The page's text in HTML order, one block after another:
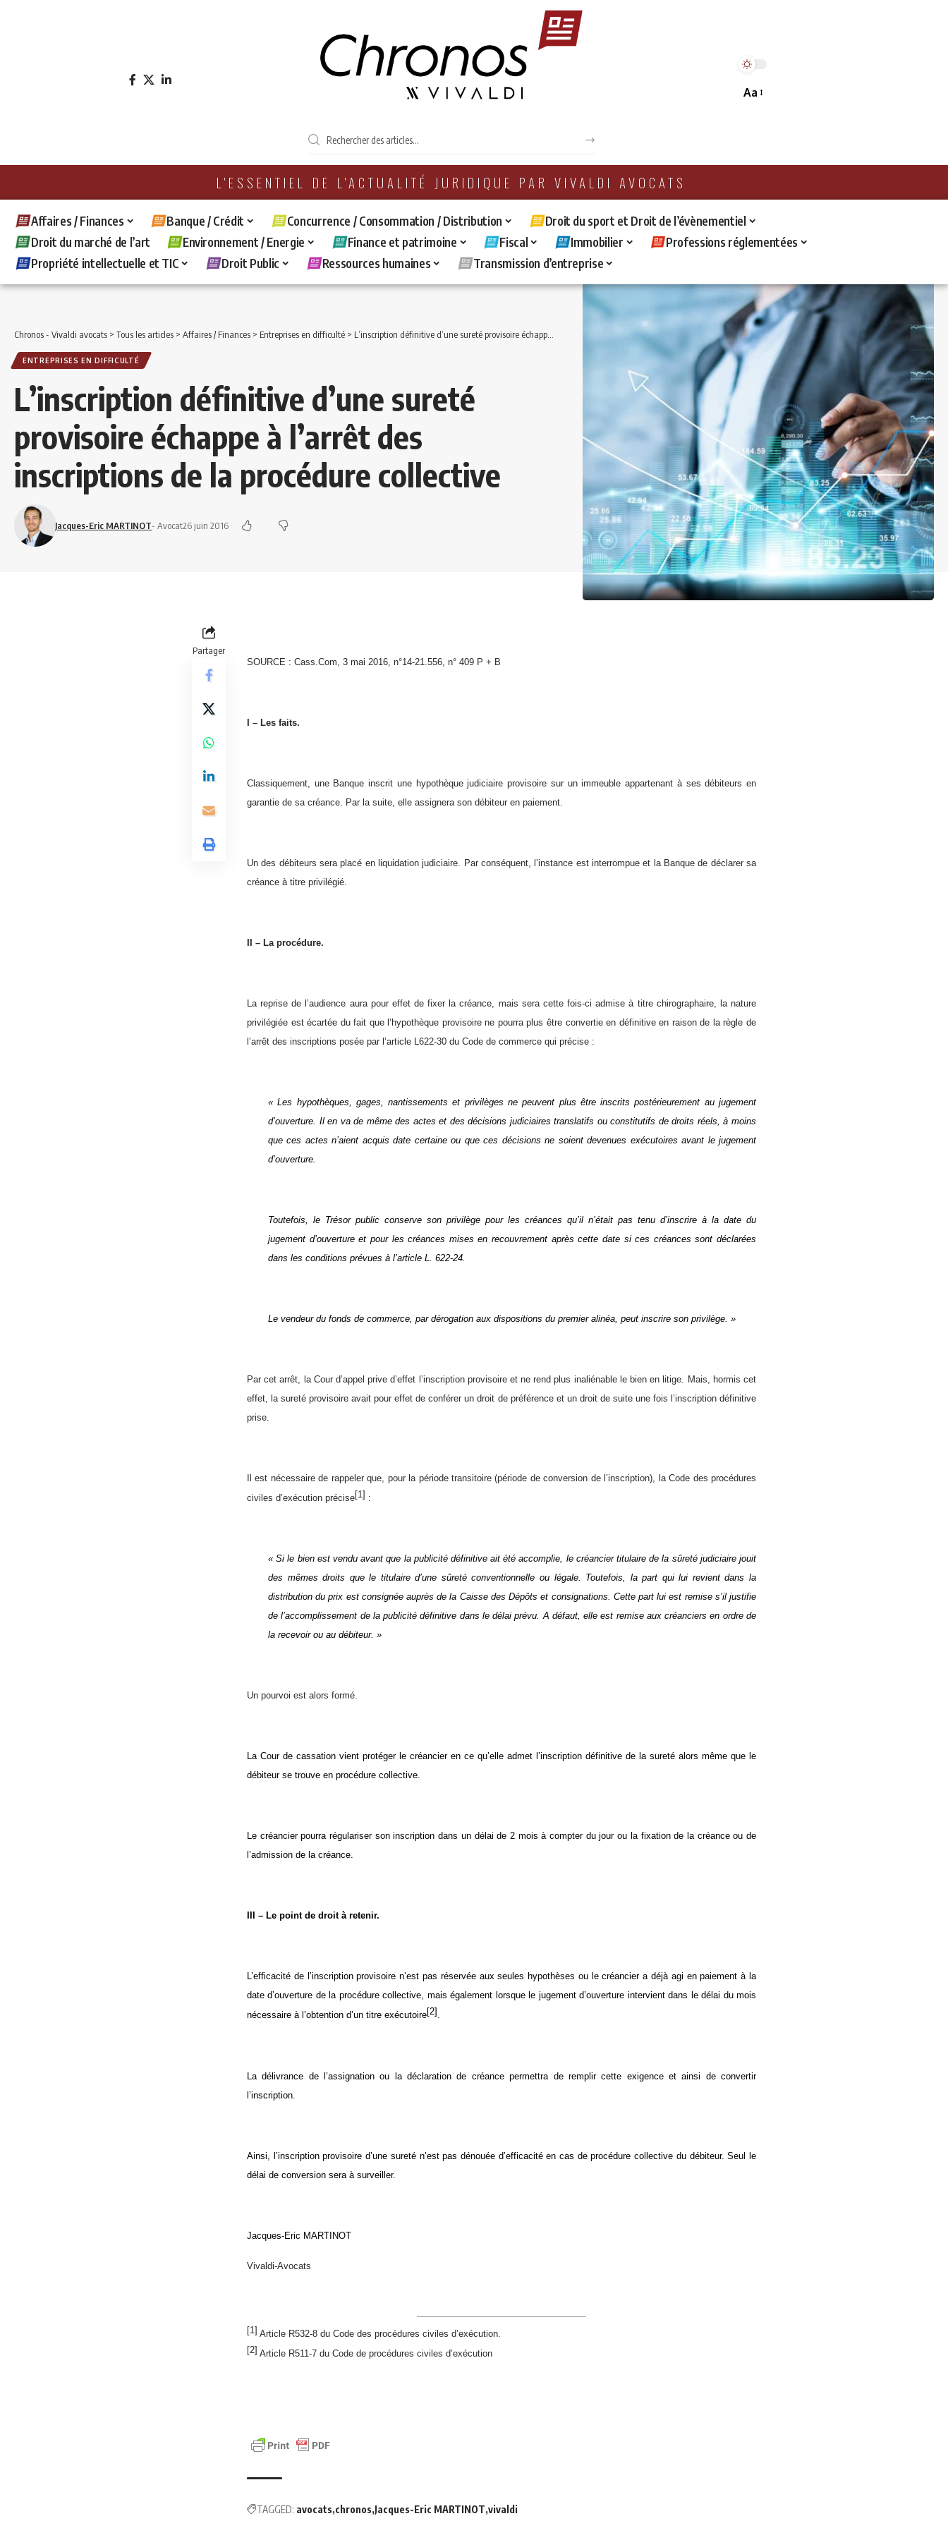
Aa
L'ESSENTIEL DE L'ACTUALITÉ JURIDIQUE PAR VIVALDI AVOCATS
Affaires / Finances Banque / Crédit Concurrence / Consommation / Distribution
Droit du sport et Droit de l’évènementiel
Droit du marché de l’art
Environnement / Energie Finance et patrimoine Fiscal Immobilier
Professions réglementées
Propriété intellectuelle et TIC
Droit Public Ressources humaines Transmission d’entreprise
Chronos - Vivaldi avocats > Tous les articles > Affaires / Finances > Entreprises en difficulté > L’inscription définitive d’une sureté provisoire échappe à l’arrêt des inscriptions de la procédure collective
ENTREPRISES EN DIFFICULTÉ
L’inscription définitive d’une sureté
provisoire échappe à l’arrêt des
inscriptions de la procédure collective
Jacques-Eric MARTINOT- Avocat26 juin 2016
Partager
SOURCE : Cass.Com, 3 mai 2016, n°14-21.556, n° 409 P + B
I – Les faits.
Classiquement, une Banque inscrit une hypothèque judiciaire provisoire sur un immeuble appartenant à ses débiteurs en
garantie de sa créance. Par la suite, elle assignera son débiteur en paiement.
Un des débiteurs sera placé en liquidation judiciaire. Par conséquent, l’instance est interrompue et la Banque de déclarer sa
créance à titre privilégié.
II – La procédure.
La reprise de l’audience aura pour effet de fixer la créance, mais sera cette fois-ci admise à titre chirographaire, la nature
privilégiée est écartée du fait que l’hypothèque provisoire ne pourra plus être convertie en définitive en raison de la règle de
l’arrêt des inscriptions posée par l’article L622-30 du Code de commerce qui précise :
« Les hypothèques, gages, nantissements et privilèges ne peuvent plus être inscrits postérieurement au jugement
d’ouverture. Il en va de même des actes et des décisions judiciaires translatifs ou constitutifs de droits réels, à moins
que ces actes n’aient acquis date certaine ou que ces décisions ne soient devenues exécutoires avant le jugement
d’ouverture.
Toutefois, le Trésor public conserve son privilège pour les créances qu’il n’était pas tenu d’inscrire à la date du
jugement d’ouverture et pour les créances mises en recouvrement après cette date si ces créances sont déclarées
dans les conditions prévues à l’article L. 622-24.
Le vendeur du fonds de commerce, par dérogation aux dispositions du premier alinéa, peut inscrire son privilège. »
Par cet arrêt, la Cour d’appel prive d’effet l’inscription provisoire et ne rend plus inaliénable le bien en litige. Mais, hormis cet
effet, la sureté provisoire avait pour effet de conférer un droit de préférence et un droit de suite une fois l’inscription définitive
prise.
Il est nécessaire de rappeler que, pour la période transitoire (période de conversion de l’inscription), la Code des procédures
civiles d’exécution précise[1] :
« Si le bien est vendu avant que la publicité définitive ait été accomplie, le créancier titulaire de la sûreté judiciaire jouit
des mêmes droits que le titulaire d’une sûreté conventionnelle ou légale. Toutefois, la part qui lui revient dans la
distribution du prix est consignée auprès de la Caisse des Dépôts et consignations. Cette part lui est remise s’il justifie
de l’accomplissement de la publicité définitive dans le délai prévu. A défaut, elle est remise aux créanciers en ordre de
la recevoir ou au débiteur. »
Un pourvoi est alors formé.
La Cour de cassation vient protéger le créancier en ce qu’elle admet l’inscription définitive de la sureté alors même que le
débiteur se trouve en procédure collective.
Le créancier pourra régulariser son inscription dans un délai de 2 mois à compter du jour ou la fixation de la créance ou de
l’admission de la créance.
III – Le point de droit à retenir.
L’efficacité de l’inscription provisoire n’est pas réservée aux seules hypothèses ou le créancier a déjà agi en paiement à la
date d’ouverture de la procédure collective, mais également lorsque le jugement d’ouverture intervient dans le délai du mois
nécessaire à l’obtention d’un titre exécutoire[2] .
La délivrance de l’assignation ou la déclaration de créance permettra de remplir cette exigence et ainsi de convertir
l’inscription.
Ainsi, l’inscription provisoire d’une sureté n’est pas dénouée d’efficacité en cas de procédure collective du débiteur. Seul le
délai de conversion sera à surveiller.
Jacques-Eric MARTINOT
Vivaldi-Avocats
[1] Article R532-8 du Code des procédures civiles d’exécution.
[2] Article R511-7 du Code de procédures civiles d’exécution
TAGGED: avocats chronos Jacques-Eric MARTINOT vivaldi